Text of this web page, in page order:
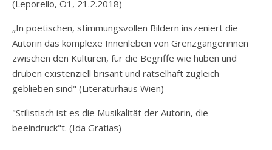
(Leporello, Ö1, 21.2.2018)
„In poetischen, stimmungsvollen Bildern inszeniert die
Autorin das komplexe Innenleben von Grenzgängerinnen
zwischen den Kulturen, für die Begriffe wie hüben und
drüben existenziell brisant und rätselhaft zugleich
geblieben sind" (Literaturhaus Wien)
"Stilistisch ist es die Musikalität der Autorin, die
beeindruck"t. (Ida Gratias)